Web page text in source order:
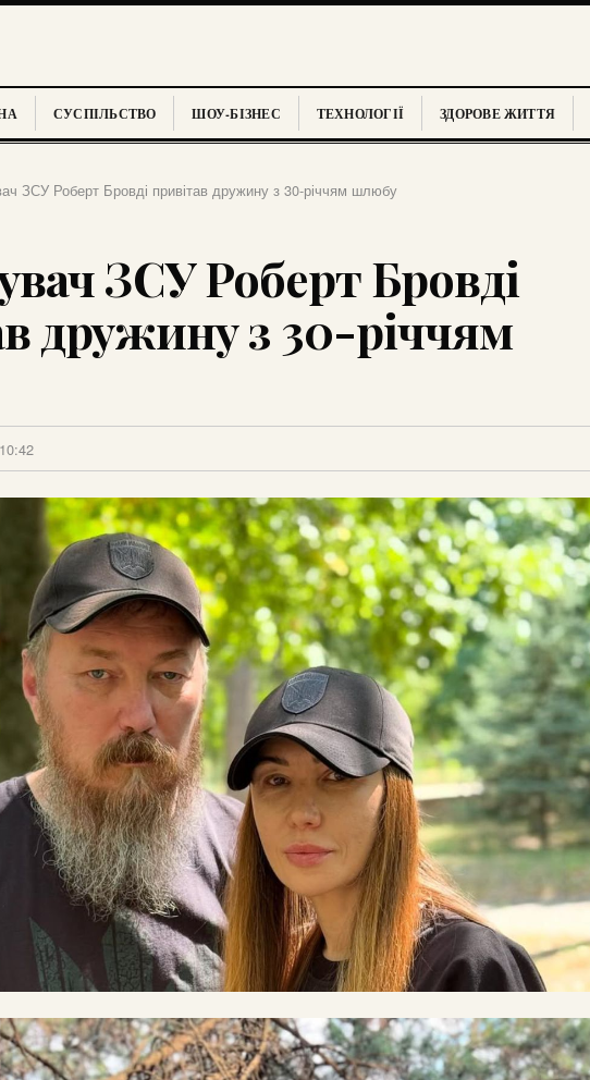
СУСПІЛЬСТВО ШОУ-БІЗНЕС ТЕХНОЛОГІЇ ЗДОРОВЕ ЖИТТЯ
ЗСУ Роберт Бровді привітав дружину з 30-річчям шлюбу
ЗСУ Роберт Бровді
дружину з 30-річчям